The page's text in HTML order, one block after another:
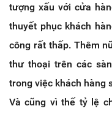
tượng xấu với cửa
thuyết phục khách
công rất thấp. Thêm
thư thoại trên các
trong việc khách hàng
Và cũng vì thế tỷ lệ